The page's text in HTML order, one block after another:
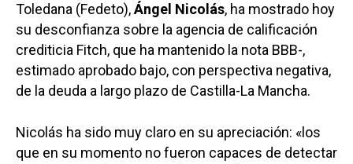
Toledana (Fedeto),Ángel Nicolás, ha mostrado hoy
su desconfianza sobre la agencia de calificación
crediticia Fitch, que ha mantenido la nota BBB-,
estimado aprobado bajo, con perspectiva negativa,
de la deuda a largo plazo de Castilla-La Mancha.
Nicolás ha sido muy claro en su apreciación: «los
que en su momento no fueron capaces de detectar